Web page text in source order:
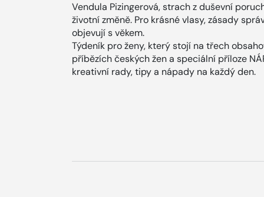
Vendula Pizingerová, strach z duševní
životní změně. Pro krásné vlasy, zásady
objevují s věkem.
Týdeník pro ženy, který stojí na třech
příbězích českých žen a speciální příloze
kreativní rady, tipy a nápady na každý den.